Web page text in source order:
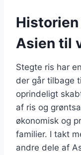
Asien til
Stegte ris har
der går tilbage
oprindeligt
af ris og
økonomisk og
familier. I takt
andre dele af